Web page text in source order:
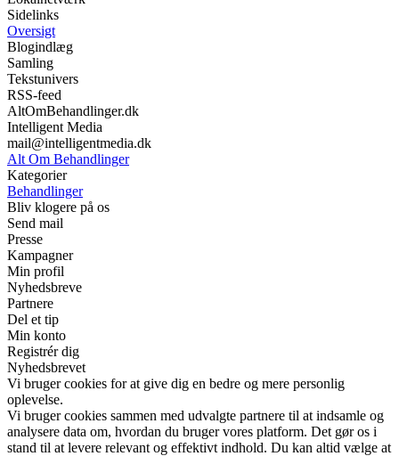
Sidelinks
Oversigt
Blogindlæg
Samling
Tekstunivers
RSS-feed
AltOmBehandlinger.dk
Intelligent Media
mail@intelligentmedia.dk
Alt Om Behandlinger
Kategorier
Behandlinger
Bliv klogere på os
Send mail
Presse
Kampagner
Min profil
Nyhedsbreve
Partnere
Del et tip
Min konto
Registrér dig
Nyhedsbrevet
Vi bruger cookies for at give dig en bedre og mere personlig
oplevelse.
Vi bruger cookies sammen med udvalgte partnere til at indsamle og
analysere data om, hvordan du bruger vores platform. Det gør os i
stand til at levere relevant og effektivt indhold. Du kan altid vælge at